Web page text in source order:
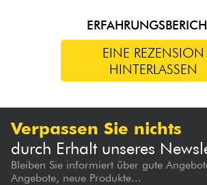
EINE REZENSION
HINTERLASSEN
Verpassen Sie nichts
durch Erhalt unseres
Bleiben Sie informiert über gute
Angebote, neue Produkte...